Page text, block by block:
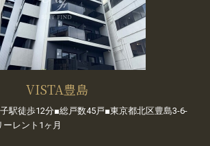
VISTA豊島
駅徒歩12分■総戸数45戸■東京都北区豊島3-6-
ーレント1ヶ月